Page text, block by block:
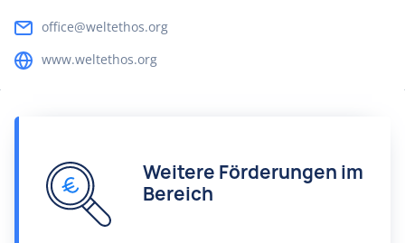
office@weltethos.org
www.weltethos.org
Weitere Förderungen im
Bereich